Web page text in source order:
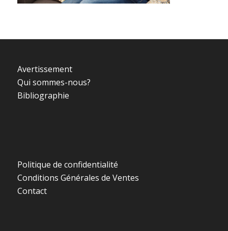
Avertissement
Qui sommes-nous?
Bibliographie
Politique de confidentialité
Conditions Générales de Ventes
Contact